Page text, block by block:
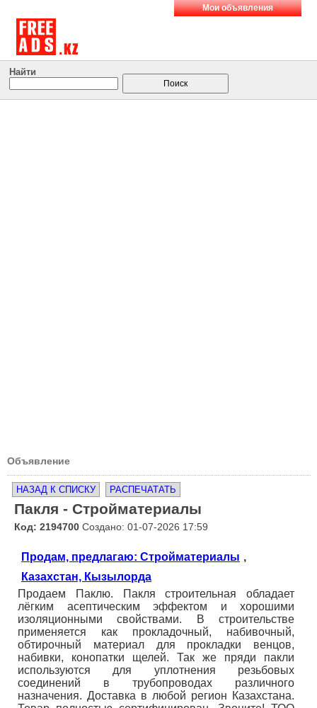
Мои объявления
Найти
Объявление
НАЗАД К СПИСКУ РАСПЕЧАТАТЬ
Пакля - Стройматериалы
Код: 2194700 Создано: 01-07-2026 17:59
Продам, предлагаю: Стройматериалы ,
Казахстан, Кызылорда
Продаем Паклю. Пакля строительная обладает
лёгким асептическим эффектом и хорошими
изоляционными свойствами. В строительстве
применяется как прокладочный, набивочный,
обтирочный материал для прокладки венцов,
набивки, конопатки щелей. Так же пряди пакли
используются для уплотнения резьбовых
соединений в трубопроводах различного
назначения. Доставка в любой регион Казахстана.